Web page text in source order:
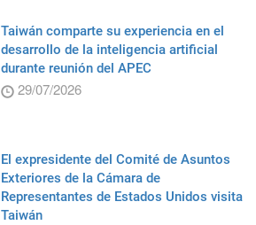
Taiwán comparte su experiencia en el
desarrollo de la inteligencia artificial
durante reunión del APEC
29/07/2026
El expresidente del Comité de Asuntos
Exteriores de la Cámara de
Representantes de Estados Unidos visita
Taiwán